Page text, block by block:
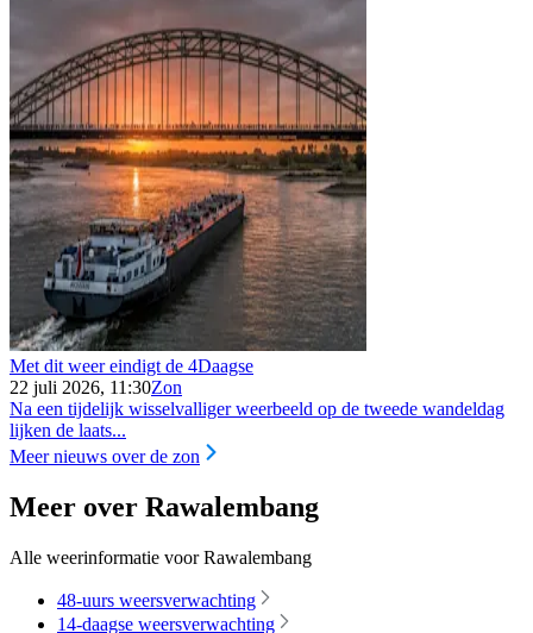
Met dit weer eindigt de 4Daagse
22 juli 2026, 11:30Zon
Na een tijdelijk wisselvalliger weerbeeld op de tweede wandeldag
lijken de laats...
Meer nieuws over de zon
Meer over Rawalembang
Alle weerinformatie voor Rawalembang
48-uurs weersverwachting
14-daagse weersverwachting